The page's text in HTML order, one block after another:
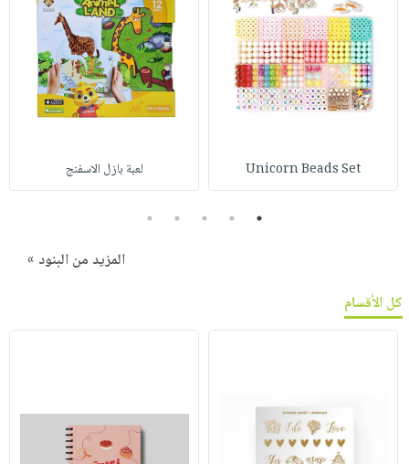
Unicorn Beads Set لعبة بازل الاسفنج
1
2
3
4
5
المزيد من البنود »
كل الأقسام